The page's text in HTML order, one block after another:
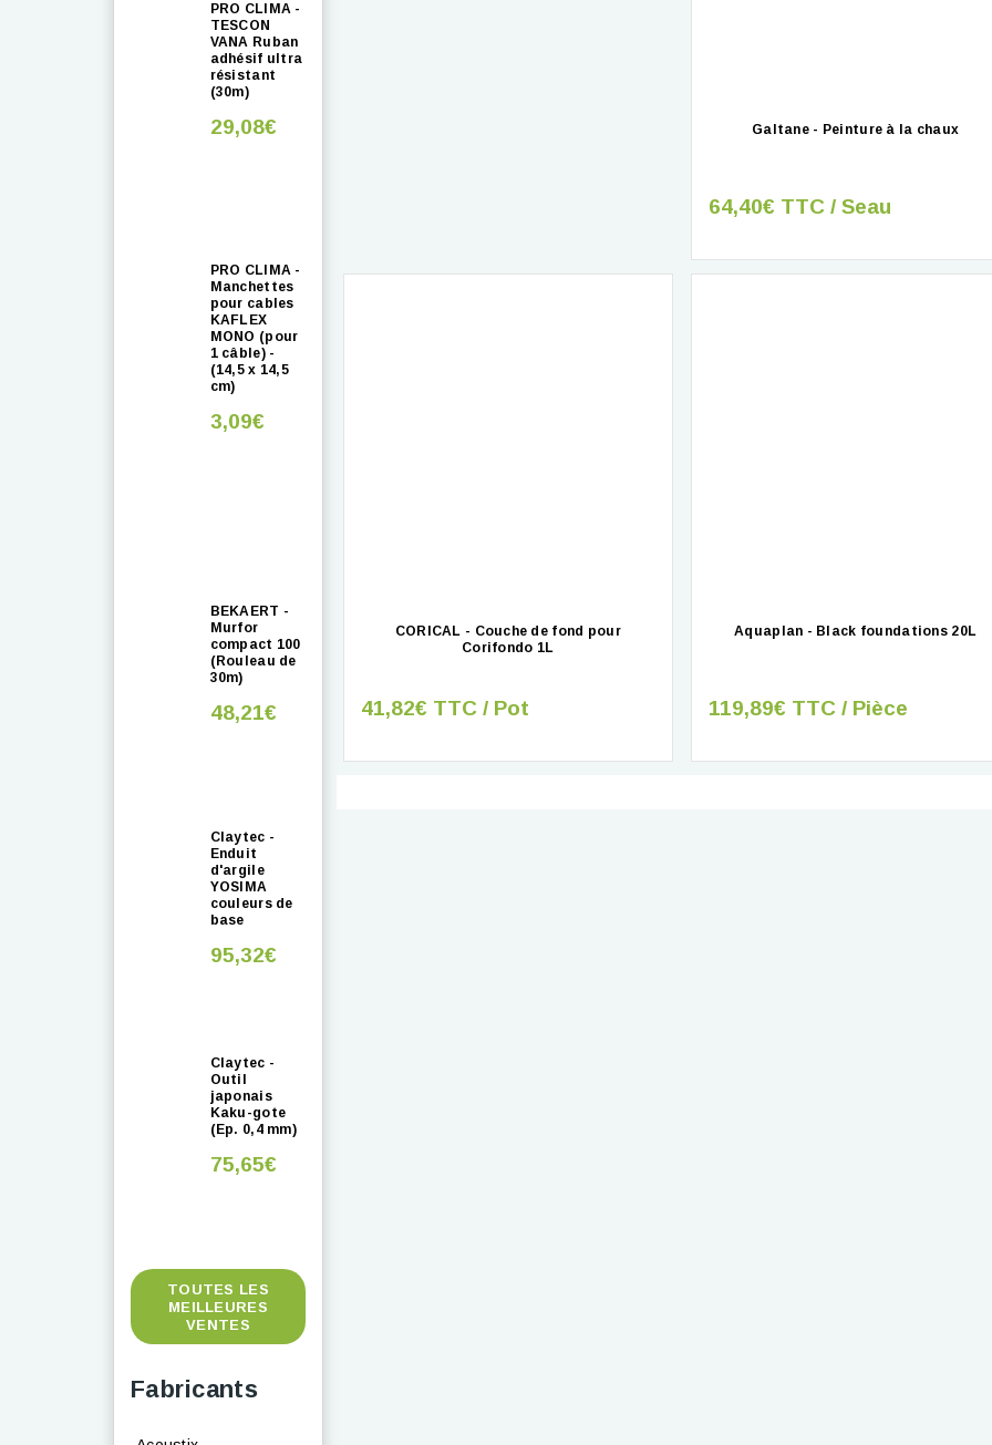
Galtane - Peinture à la chaux
64,40€ TTC / Seau
CORICAL - Couche de fond pour
Corifondo 1L
41,82€ TTC / Pot
Aquaplan - Black foundations 20L
119,89€ TTC / Pièce
PRO CLIMA -
TESCON
VANA Ruban
adhésif ultra
résistant
(30m)
29,08€
PRO CLIMA -
Manchettes
pour cables
KAFLEX
MONO (pour
1 câble) -
(14,5 x 14,5
cm)
3,09€
BEKAERT -
Murfor
compact 100
(Rouleau de
30m)
48,21€
Claytec -
Enduit
d'argile
YOSIMA
couleurs de
base
95,32€
Claytec -
Outil
japonais
Kaku-gote
(Ep. 0,4 mm)
75,65€
TOUTES LES
MEILLEURES
VENTES
Fabricants